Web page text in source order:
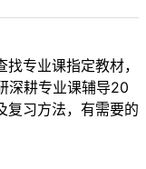
专业课指定教材，
深耕专业课辅导20
复习方法，有需要的